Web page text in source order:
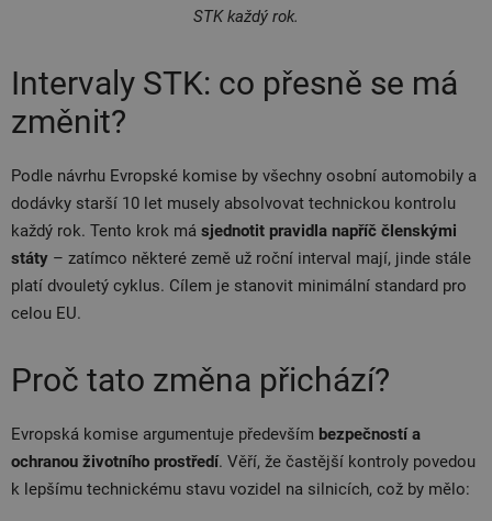
STK každý rok.
Intervaly STK: co přesně se má
změnit?
Podle návrhu Evropské komise by všechny osobní automobily a
dodávky starší 10 let musely absolvovat technickou kontrolu
každý rok. Tento krok má sjednotit pravidla napříč členskými
státy – zatímco některé země už roční interval mají, jinde stále
platí dvouletý cyklus. Cílem je stanovit minimální standard pro
celou EU.
Proč tato změna přichází?
Evropská komise argumentuje především bezpečností a
ochranou životního prostředí. Věří, že častější kontroly povedou
k lepšímu technickému stavu vozidel na silnicích, což by mělo: